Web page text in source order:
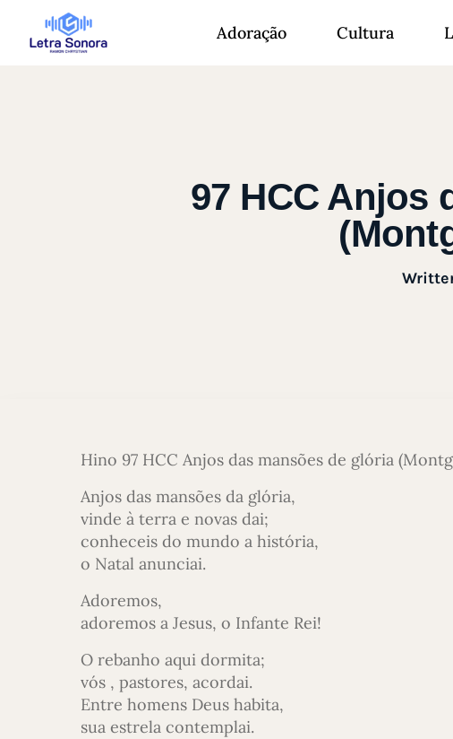
Adoração Cultura
97 HCC Anjos
Hino 97 HCC Anjos das mansões de glória
Anjos das mansões da glória,
vinde à terra e novas dai;
conheceis do mundo a história,
o Natal anunciai.
Adoremos,
adoremos a Jesus, o Infante Rei!
O rebanho aqui dormita;
vós , pastores, acordai.
Entre homens Deus habita,
sua estrela contemplai.